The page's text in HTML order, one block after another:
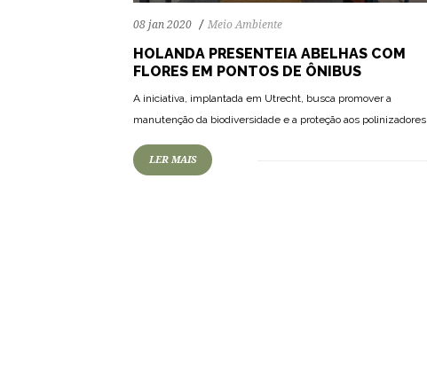
08 jan 2020 Meio Ambiente
HOLANDA PRESENTEIA ABELHAS COM
FLORES EM PONTOS DE ÔNIBUS
A iniciativa, implantada em Utrecht, busca promover a
manutenção da biodiversidade e a proteção aos polinizadores
LER MAIS